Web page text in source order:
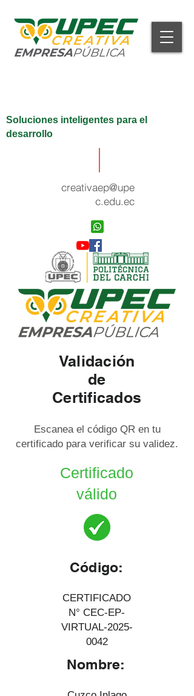
Soluciones inteligentes para el
desarrollo
creativaep@upe
c.edu.ec
Validación
de
Certificados
Escanea el código QR en tu
certificado para verificar su validez.
Certificado
válido
Código:
CERTIFICADO
N° CEC-EP-
VIRTUAL-2025-
0042
Nombre: